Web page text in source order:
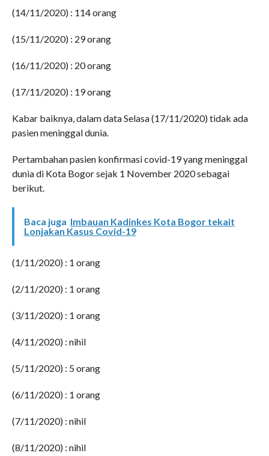
(14/11/2020) : 114 orang
(15/11/2020) : 29 orang
(16/11/2020) : 20 orang
(17/11/2020) : 19 orang
Kabar baiknya, dalam data Selasa (17/11/2020) tidak ada
pasien meninggal dunia.
Pertambahan pasien konfirmasi covid-19 yang meninggal
dunia di Kota Bogor sejak 1 November 2020 sebagai
berikut.
Baca juga Imbauan Kadinkes Kota Bogor tekait
Lonjakan Kasus Covid-19
(1/11/2020) : 1 orang
(2/11/2020) : 1 orang
(3/11/2020) : 1 orang
(4/11/2020) : nihil
(5/11/2020) : 5 orang
(6/11/2020) : 1 orang
(7/11/2020) : nihil
(8/11/2020) : nihil